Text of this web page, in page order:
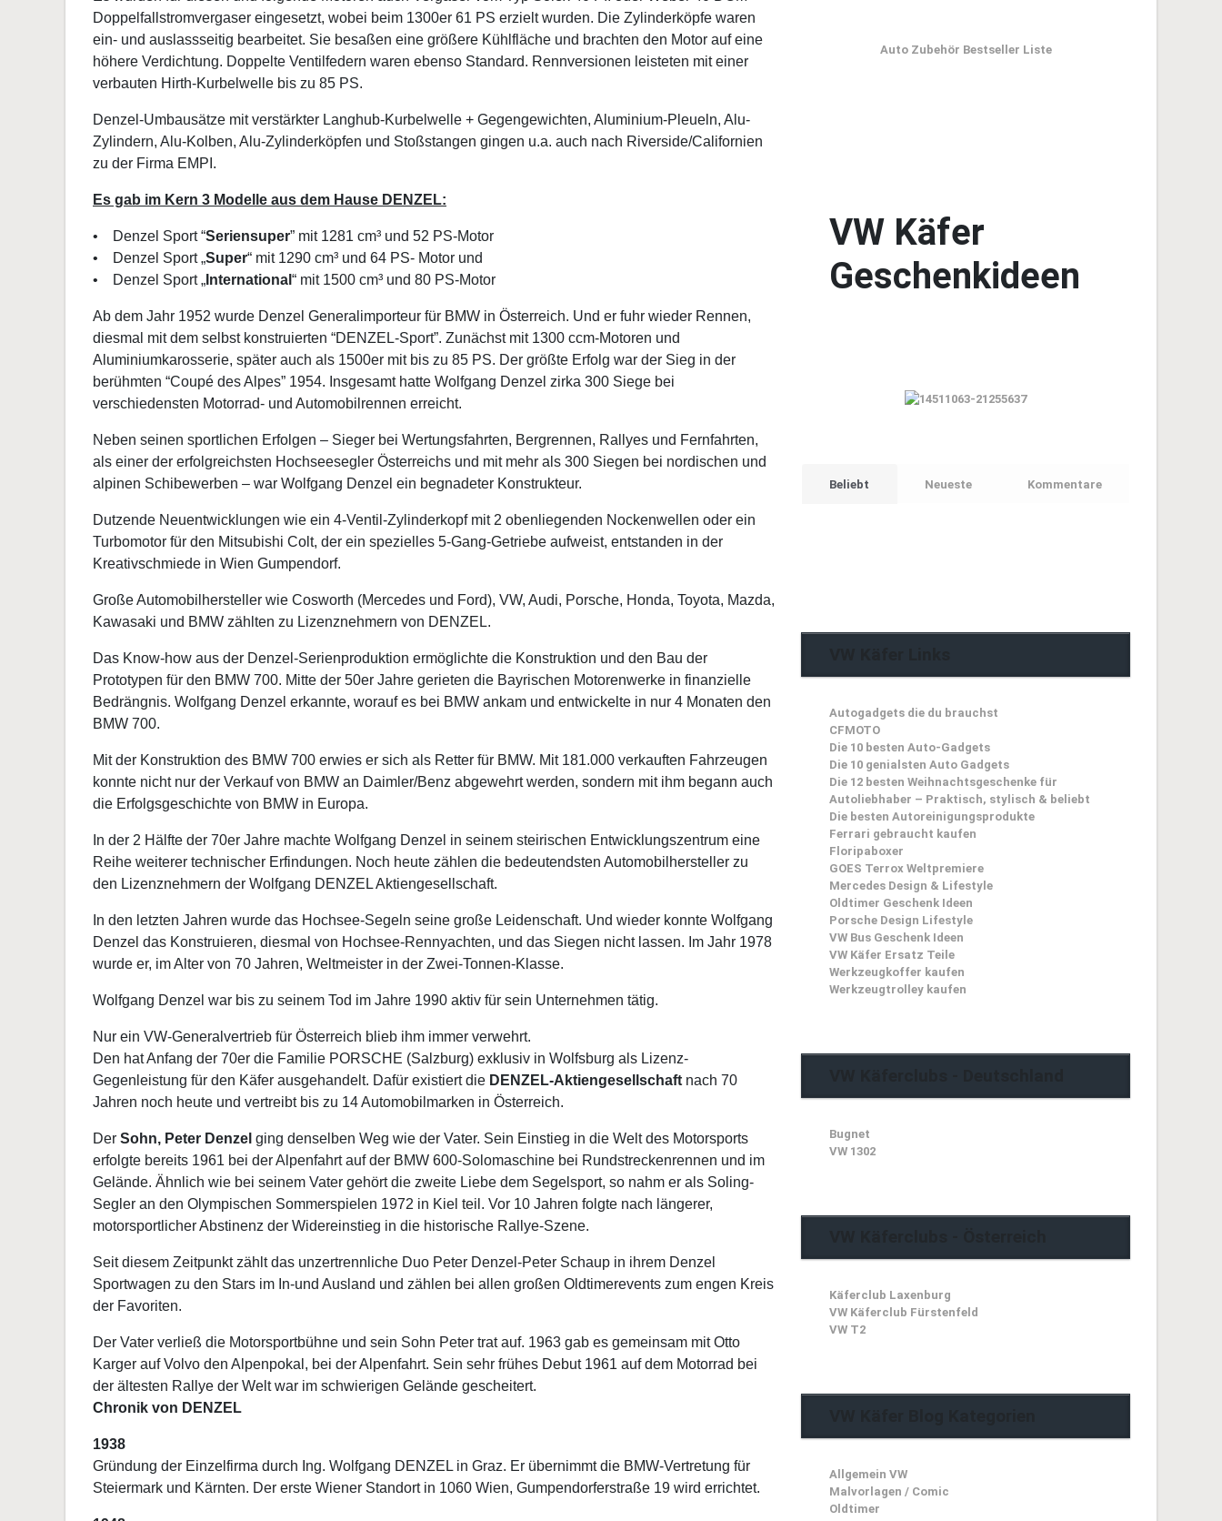
Doppelfallstromvergaser eingesetzt, wobei beim 1300er 61 PS erzielt wurden. Die Zylinderköpfe waren
ein- und auslassseitig bearbeitet. Sie besaßen eine größere Kühlfläche und brachten den Motor auf eine
höhere Verdichtung. Doppelte Ventilfedern waren ebenso Standard. Rennversionen leisteten mit einer
verbauten Hirth-Kurbelwelle bis zu 85 PS.
Denzel-Umbausätze mit verstärkter Langhub-Kurbelwelle + Gegengewichten, Aluminium-Pleueln, Alu-
Zylindern, Alu-Kolben, Alu-Zylinderköpfen und Stoßstangen gingen u.a. auch nach Riverside/Californien
zu der Firma EMPI.
Es gab im Kern 3 Modelle aus dem Hause DENZEL:
• Denzel Sport “Seriensuper” mit 1281 cm³ und 52 PS-Motor
• Denzel Sport „Super“ mit 1290 cm³ und 64 PS- Motor und
• Denzel Sport „ International “ mit 1500 cm³ und 80 PS-Motor
Ab dem Jahr 1952 wurde Denzel Generalimporteur für BMW in Österreich. Und er fuhr wieder Rennen,
diesmal mit dem selbst konstruierten “DENZEL-Sport”. Zunächst mit 1300 ccm-Motoren und
Aluminiumkarosserie, später auch als 1500er mit bis zu 85 PS. Der größte Erfolg war der Sieg in der
berühmten “Coupé des Alpes” 1954. Insgesamt hatte Wolfgang Denzel zirka 300 Siege bei
verschiedensten Motorrad- und Automobilrennen erreicht.
Neben seinen sportlichen Erfolgen – Sieger bei Wertungsfahrten, Bergrennen, Rallyes und Fernfahrten,
als einer der erfolgreichsten Hochseesegler Österreichs und mit mehr als 300 Siegen bei nordischen und
alpinen Schibewerben – war Wolfgang Denzel ein begnadeter Konstrukteur.
Dutzende Neuentwicklungen wie ein 4-Ventil-Zylinderkopf mit 2 obenliegenden Nockenwellen oder ein
Turbomotor für den Mitsubishi Colt, der ein spezielles 5-Gang-Getriebe aufweist, entstanden in der
Kreativschmiede in Wien Gumpendorf.
Große Automobilhersteller wie Cosworth (Mercedes und Ford), VW, Audi, Porsche, Honda, Toyota, Mazda,
Kawasaki und BMW zählten zu Lizenznehmern von DENZEL.
Das Know-how aus der Denzel-Serienproduktion ermöglichte die Konstruktion und den Bau der
Prototypen für den BMW 700. Mitte der 50er Jahre gerieten die Bayrischen Motorenwerke in finanzielle
Bedrängnis. Wolfgang Denzel erkannte, worauf es bei BMW ankam und entwickelte in nur 4 Monaten den
BMW 700.
Mit der Konstruktion des BMW 700 erwies er sich als Retter für BMW. Mit 181.000 verkauften Fahrzeugen
konnte nicht nur der Verkauf von BMW an Daimler/Benz abgewehrt werden, sondern mit ihm begann auch
die Erfolgsgeschichte von BMW in Europa.
In der 2 Hälfte der 70er Jahre machte Wolfgang Denzel in seinem steirischen Entwicklungszentrum eine
Reihe weiterer technischer Erfindungen. Noch heute zählen die bedeutendsten Automobilhersteller zu
den Lizenznehmern der Wolfgang DENZEL Aktiengesellschaft.
In den letzten Jahren wurde das Hochsee-Segeln seine große Leidenschaft. Und wieder konnte Wolfgang
Denzel das Konstruieren, diesmal von Hochsee-Rennyachten, und das Siegen nicht lassen. Im Jahr 1978
wurde er, im Alter von 70 Jahren, Weltmeister in der Zwei-Tonnen-Klasse.
Wolfgang Denzel war bis zu seinem Tod im Jahre 1990 aktiv für sein Unternehmen tätig.
Nur ein VW-Generalvertrieb für Österreich blieb ihm immer verwehrt.
Den hat Anfang der 70er die Familie PORSCHE (Salzburg) exklusiv in Wolfsburg als Lizenz-
Gegenleistung für den Käfer ausgehandelt. Dafür existiert die DENZEL-Aktiengesellschaft nach 70
Jahren noch heute und vertreibt bis zu 14 Automobilmarken in Österreich.
Der Sohn, Peter Denzel ging denselben Weg wie der Vater. Sein Einstieg in die Welt des Motorsports
erfolgte bereits 1961 bei der Alpenfahrt auf der BMW 600-Solomaschine bei Rundstreckenrennen und im
Gelände. Ähnlich wie bei seinem Vater gehört die zweite Liebe dem Segelsport, so nahm er als Soling-
Segler an den Olympischen Sommerspielen 1972 in Kiel teil. Vor 10 Jahren folgte nach längerer,
motorsportlicher Abstinenz der Widereinstieg in die historische Rallye-Szene.
Seit diesem Zeitpunkt zählt das unzertrennliche Duo Peter Denzel-Peter Schaup in ihrem Denzel
Sportwagen zu den Stars im In-und Ausland und zählen bei allen großen Oldtimerevents zum engen Kreis
der Favoriten.
Der Vater verließ die Motorsportbühne und sein Sohn Peter trat auf. 1963 gab es gemeinsam mit Otto
Karger auf Volvo den Alpenpokal, bei der Alpenfahrt. Sein sehr frühes Debut 1961 auf dem Motorrad bei
der ältesten Rallye der Welt war im schwierigen Gelände gescheitert.
Chronik von DENZEL
1938
Gründung der Einzelfirma durch Ing. Wolfgang DENZEL in Graz. Er übernimmt die BMW-Vertretung für
Steiermark und Kärnten. Der erste Wiener Standort in 1060 Wien, Gumpendorferstraße 19 wird errichtet.
Auto Zubehör Bestseller Liste
VW Käfer
Geschenkideen
Beliebt Neueste Kommentare
Autogadgets die du brauchst
CFMOTO
Die 10 besten Auto-Gadgets
Die 10 genialsten Auto Gadgets
Die 12 besten Weihnachtsgeschenke für
Autoliebhaber – Praktisch, stylisch & beliebt
Die besten Autoreinigungsprodukte
Ferrari gebraucht kaufen
Floripaboxer
GOES Terrox Weltpremiere
Mercedes Design & Lifestyle
Oldtimer Geschenk Ideen
Porsche Design Lifestyle
VW Bus Geschenk Ideen
VW Käfer Ersatz Teile
Werkzeugkoffer kaufen
Werkzeugtrolley kaufen
Bugnet
VW 1302
Käferclub Laxenburg
VW Käferclub Fürstenfeld
VW T2
Allgemein VW
Malvorlagen / Comic
Oldtimer